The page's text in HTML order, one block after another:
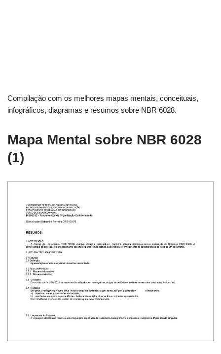
Compilação com os melhores mapas mentais, conceituais,
infográficos, diagramas e resumos sobre NBR 6028.
Mapa Mental sobre NBR 6028
(1)